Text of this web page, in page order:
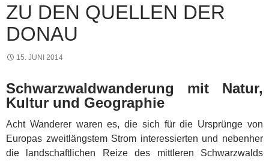
ZU DEN QUELLEN DER
DONAU
15. JUNI 2014
Schwarzwaldwanderung mit Natur,
Kultur und Geographie
Acht Wanderer waren es, die sich für die Ursprünge von
Europas zweitlängstem Strom interessierten und nebenher
die landschaftlichen Reize des mittleren Schwarzwalds